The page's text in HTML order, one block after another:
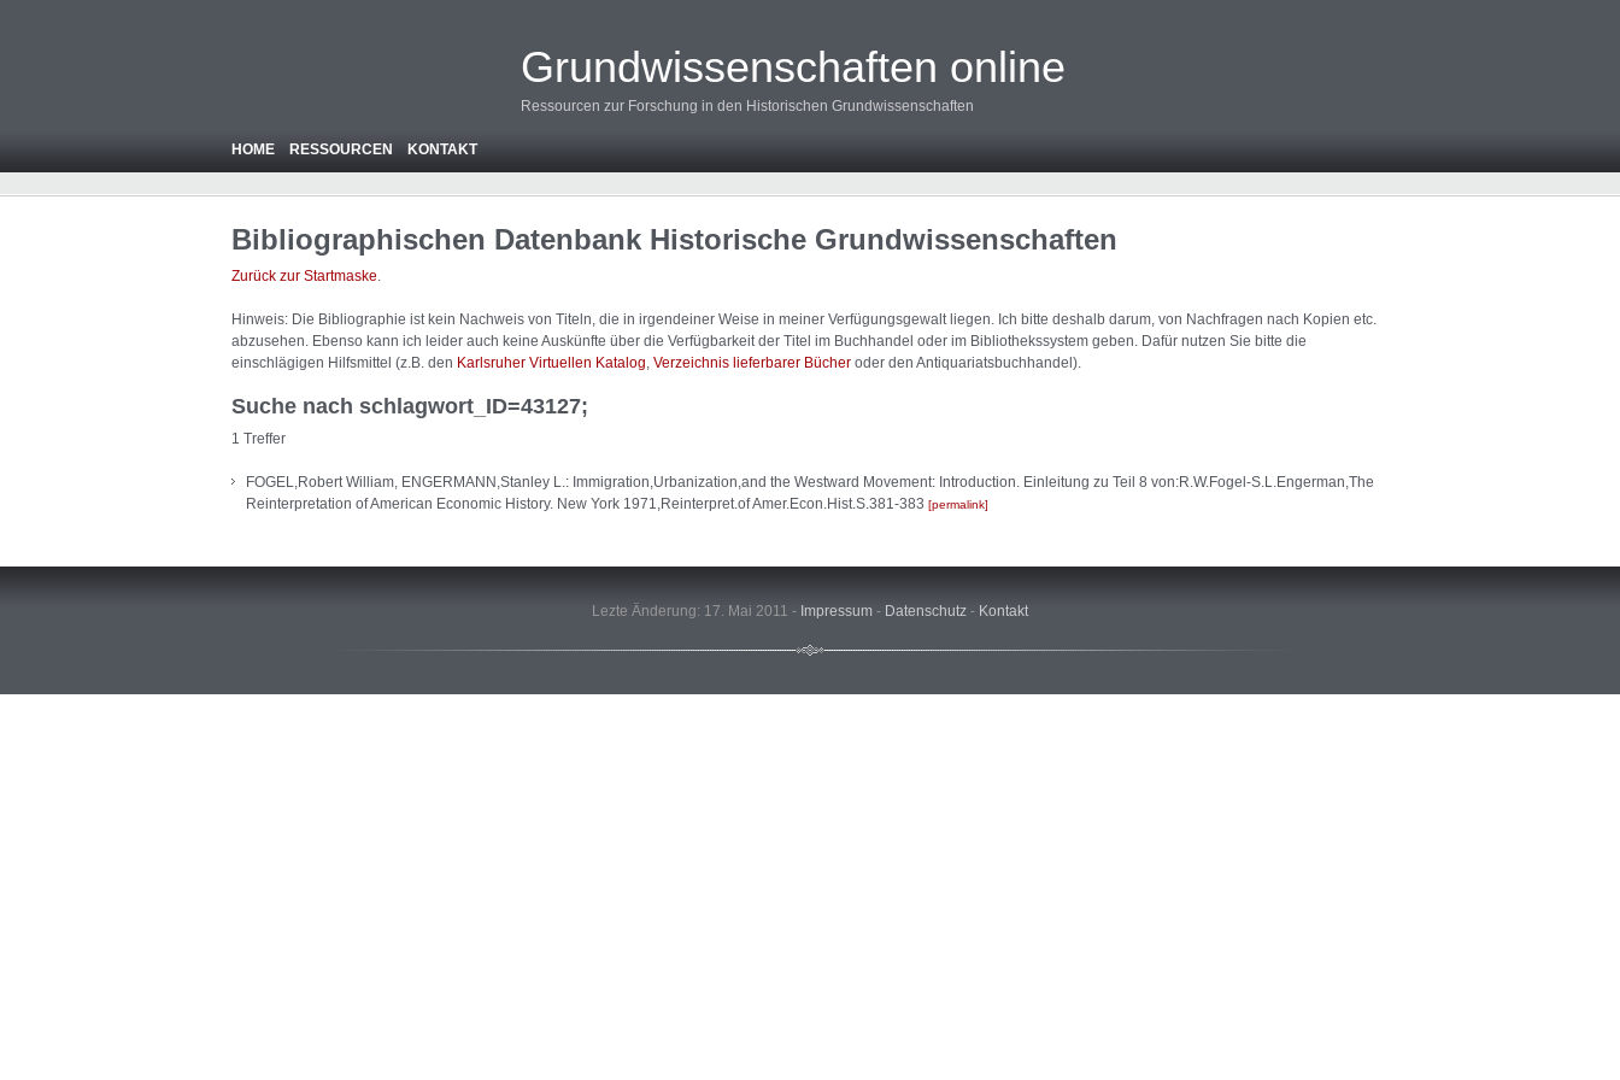
Grundwissenschaften online
Ressourcen zur Forschung in den Historischen Grundwissenschaften
HOME RESSOURCEN KONTAKT
Bibliographischen Datenbank Historische Grundwissenschaften
Zurück zur Startmaske.
Hinweis: Die Bibliographie ist kein Nachweis von Titeln, die in irgendeiner Weise in meiner Verfügungsgewalt liegen. Ich bitte deshalb darum, von Nachfragen nach Kopien etc.
abzusehen. Ebenso kann ich leider auch keine Auskünfte über die Verfügbarkeit der Titel im Buchhandel oder im Bibliothekssystem geben. Dafür nutzen Sie bitte die
einschlägigen Hilfsmittel (z.B. den Karlsruher Virtuellen Katalog Verzeichnis lieferbarer Bücher oder den Antiquariatsbuchhandel).
Suche nach schlagwort_ID=43127;
1 Treffer
FOGEL,Robert William, ENGERMANN,Stanley L.: Immigration,Urbanization,and the Westward Movement: Introduction. Einleitung zu Teil 8 von:R.W.Fogel-S.L.Engerman,The
Reinterpretation of American Economic History. New York 1971,Reinterpret.of Amer.Econ.Hist.S.381-383
permalink
Lezte Änderung: 17. Mai 2011 - Impressum - Datenschutz - Kontakt